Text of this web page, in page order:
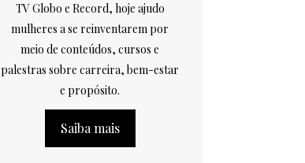
TV Globo e Record, hoje ajudo
mulheres a se reinventarem por
meio de conteúdos, cursos e
palestras sobre carreira, bem-estar
e propósito.
Saiba mais